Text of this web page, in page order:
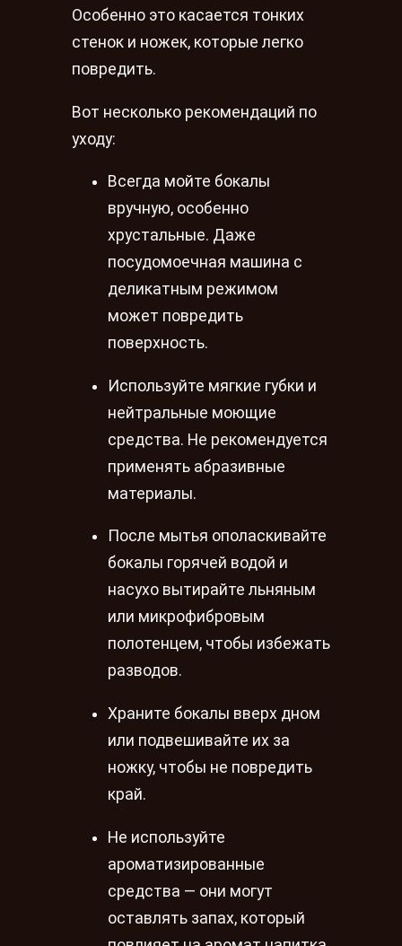
Особенно это касается тонких
стенок и ножек, которые легко
повредить.
Вот несколько рекомендаций по
уходу:
Всегда мойте бокалы
вручную, особенно
хрустальные. Даже
посудомоечная машина с
деликатным режимом
может повредить
поверхность.
Используйте мягкие губки и
нейтральные моющие
средства. Не рекомендуется
применять абразивные
материалы.
После мытья ополаскивайте
бокалы горячей водой и
насухо вытирайте льняным
или микрофибровым
полотенцем, чтобы избежать
разводов.
Храните бокалы вверх дном
или подвешивайте их за
ножку, чтобы не повредить
край.
Не используйте
ароматизированные
средства — они могут
оставлять запах, который